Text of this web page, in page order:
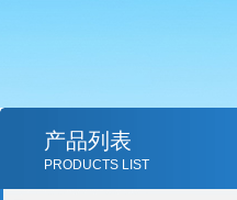
产品列表
PRODUCTS LIST